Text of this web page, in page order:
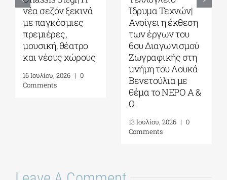
– Park your
Cinema Kids|
Σινεμά κάτω από
τα αστέρια στο
Πάρκο Σταύρος
Αύγουστος-
Σεπτέμβριος 2026
Sleepover παρέα
με το σινεμά του
Στίβεν
Σπίλμπεργκ στο
Κέντρο
Πολιτισμού
Ίδρυμα Σταύρος
Νιάρχος (ΚΠΙΣΝ)|
Τετάρτη 29 Ιουλίου
17 Ιουλίου, 2026